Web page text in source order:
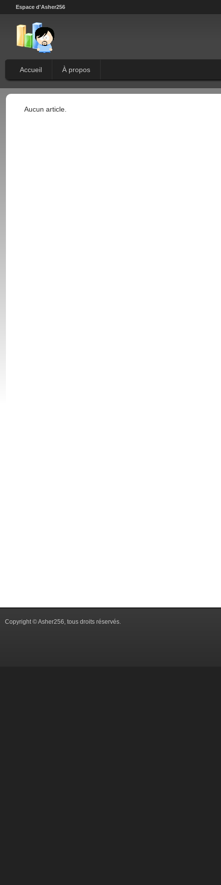
Espace d'Asher256
Accueil À propos
Aucun article.
Copyright © Asher256, tous droits réservés.